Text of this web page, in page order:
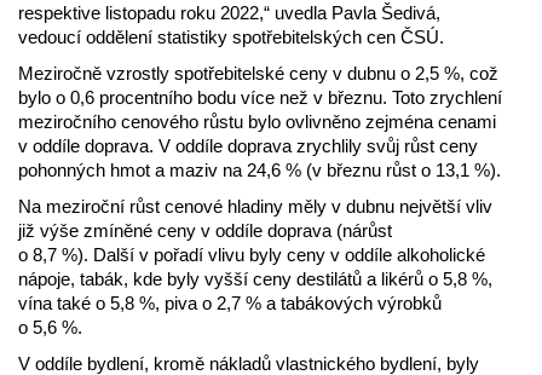
respektive listopadu roku 2022,“ uvedla Pavla Šedivá,
vedoucí oddělení statistiky spotřebitelských cen ČSÚ.
Meziročně vzrostly spotřebitelské ceny v dubnu o 2,5 %, což
bylo o 0,6 procentního bodu více než v březnu. Toto zrychlení
meziročního cenového růstu bylo ovlivněno zejména cenami
v oddíle doprava. V oddíle doprava zrychlily svůj růst ceny
pohonných hmot a maziv na 24,6 % (v březnu růst o 13,1 %).
Na meziroční růst cenové hladiny měly v dubnu největší vliv
již výše zmíněné ceny v oddíle doprava (nárůst
o 8,7 %). Další v pořadí vlivu byly ceny v oddíle alkoholické
nápoje, tabák, kde byly vyšší ceny destilátů a likérů o 5,8 %,
vína také o 5,8 %, piva o 2,7 % a tabákových výrobků
o 5,6 %.
V oddíle bydlení, kromě nákladů vlastnického bydlení, byly